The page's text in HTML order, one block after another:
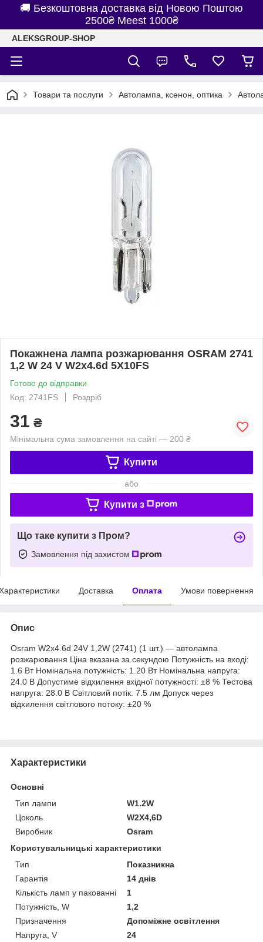
🚚 Безкоштовна доставка від Новою Поштою
2500₴ Meest 1000₴
ALEKSGROUP-SHOP
Товари та послуги Автолампа, ксенон, оптика
Покажнена лампа розжарювання OSRAM 2741
1,2 W 24 V W2x4.6d 5X10FS
Готово до відправки
Код: 2741FS
Роздріб
31 ₴
Мінімальна сума замовлення на сайті — 200 ₴
Купити
або
Купити з
Що таке купити з Пром?
Замовлення під захистом
Доставка Оплата Умови повернення
Опис
Osram W2x4.6d 24V 1,2W (2741) (1 шт.) — автолампа
розжарювання Ціна вказана за секундою Потужність на вході:
1.6 Вт Номінальна потужність: 1.20 Вт Номінальна напруга:
24.0 В Допустиме відхилення вхідної потужності: ±8 % Тестова
напруга: 28.0 В Світловий потік: 7.5 лм Допуск через
відхилення світлового потоку: ±20 %
Характеристики
Основні
Тип лампи
W1.2W
Цоколь
W2X4,6D
Виробник
Osram
Користувальницькі характеристики
Тип
Показникна
Гарантія
14 днів
Кількість ламп у пакованні
1
Потужність, W
1,2
Призначення
Допоміжне освітлення
Напруга, V
24